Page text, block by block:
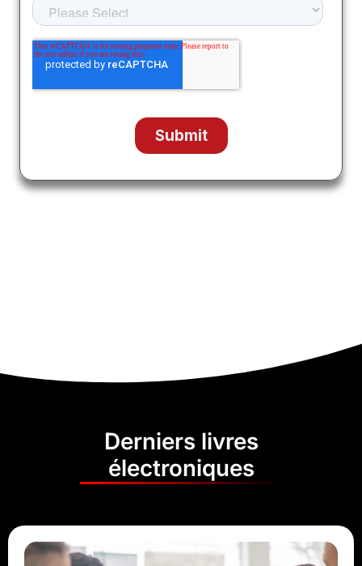
Derniers livres
électroniques